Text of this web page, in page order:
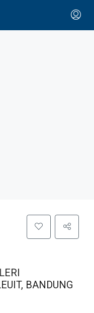
BANDUNG